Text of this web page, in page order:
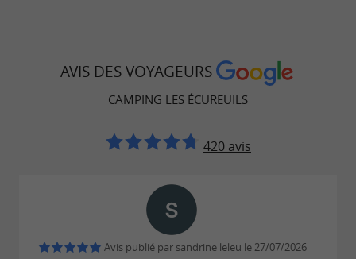
AVIS DES VOYAGEURS
CAMPING LES ÉCUREUILS
420 avis
Avis publié par sandrine leleu le 27/07/2026